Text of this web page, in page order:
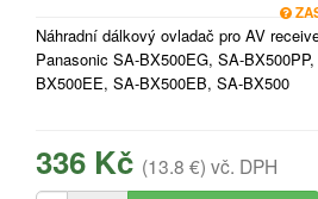
Náhradní dálkový ovladač pro AV
Panasonic SA-BX500EG, SA-
BX500EE, SA-BX500EB, SA-BX500
336 Kč (13.8 €) vč. DPH